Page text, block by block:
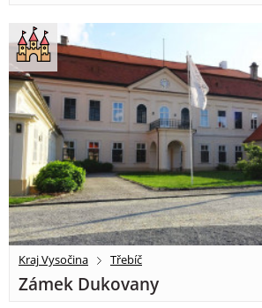
Kraj Vysočina Třebíč
Zámek Dukovany